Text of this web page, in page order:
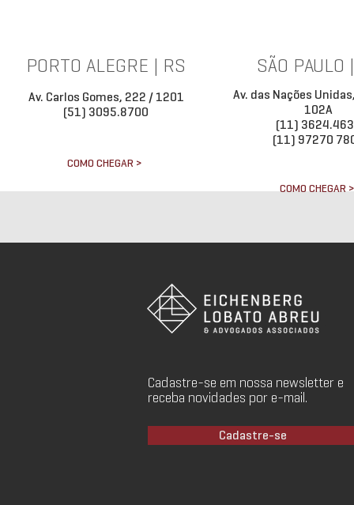
PORTO ALEGRE | RS
Av. Carlos Gomes, 222 / 1201
(51) 3095.8700
COMO CHEGAR >
SÃO PAULO
Av. das Nações
102A
(11)
(11) 97270
COMO CHEGAR >
Cadastre-se em nossa newsletter e
receba novidades por e-mail.
Cadastre-se